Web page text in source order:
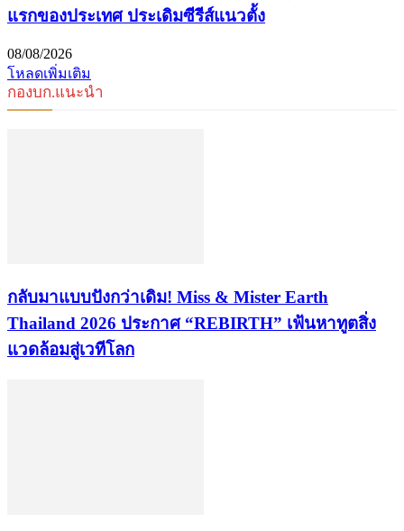
แรกของประเทศ ประเดิมซีรีส์แนวตั้ง
08/08/2026
โหลดเพิ่มเติม
กองบก.แนะนำ
กลับมาแบบปังกว่าเดิม! Miss & Mister Earth
Thailand 2026 ประกาศ “REBIRTH” เฟ้นหาทูตสิ่ง
แวดล้อมสู่เวทีโลก